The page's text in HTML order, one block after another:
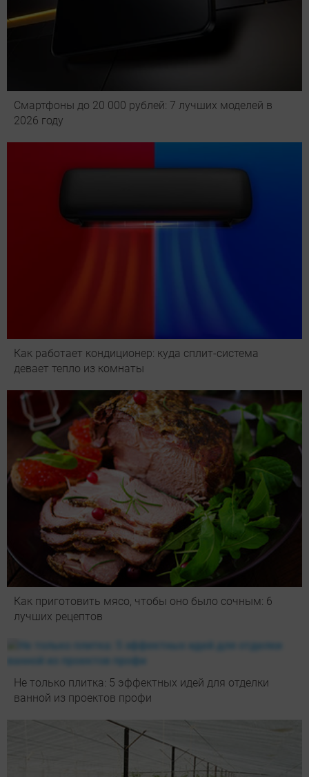
Смартфоны до 20 000 рублей: 7 лучших моделей в
2026 году
Как работает кондиционер: куда сплит-система
девает тепло из комнаты
Как приготовить мясо, чтобы оно было сочным: 6
лучших рецептов
Не только плитка: 5 эффектных идей для отделки
ванной из проектов профи